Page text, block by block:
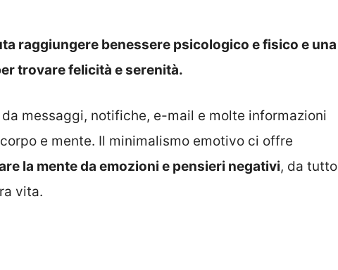
raggiungere benessere psicologico e fisico e una
trovare felicità e serenità.
messaggi, notifiche, e-mail e molte informazioni
e mente. Il minimalismo emotivo ci offre
la mente da emozioni e pensieri negativi, da tutto
vita.